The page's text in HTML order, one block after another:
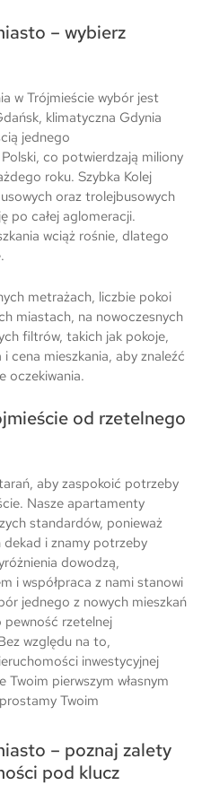
– wybierz
w Trójmieście wybór jest
klimatyczna Gdynia
jednego
co potwierdzają miliony
roku. Szybka Kolej
oraz trolejbusowych
po całej aglomeracji.
wciąż rośnie, dlatego
metrażach, liczbie pokoi
miastach, na nowoczesnych
filtrów, takich jak pokoje,
cena mieszkania, aby znaleźć
oczekiwania.
od rzetelnego
aby zaspokoić potrzeby
Nasze apartamenty
standardów, ponieważ
dekad i znamy potrzeby
dowodzą,
i współpraca z nami stanowi
jednego z nowych mieszkań
rzetelnej
względu na to,
inwestycyjnej
pierwszym własnym
Twoim
– poznaj zalety
pod klucz